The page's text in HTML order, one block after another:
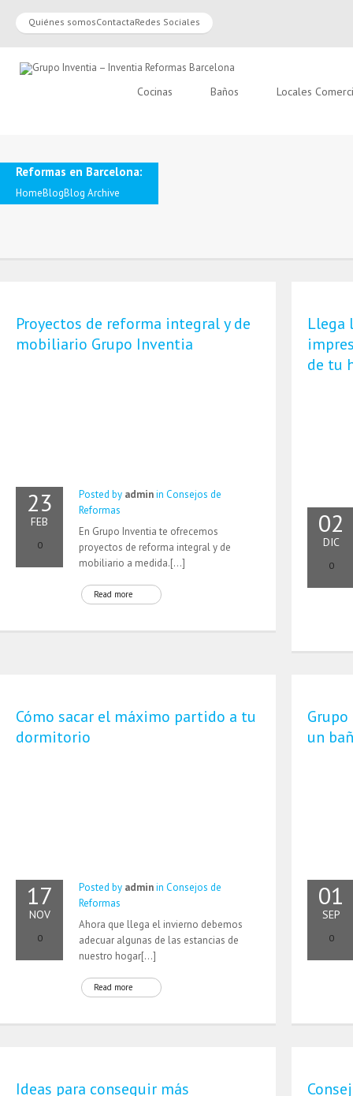
Quiénes somosContactaRedes Sociales
Cocinas Baños Locales
Reformas en Barcelona:
HomeBlogBlog Archive
Proyectos de reforma integral y de
mobiliario Grupo Inventia
23
FEB
0
Posted by adminin Consejos de
Reformas
En Grupo Inventia te ofrecemos
proyectos de reforma integral y de
mobiliario a medida.[…]
Read more
Llega
de tu
02
DIC
0
Cómo sacar el máximo partido a tu
dormitorio
17
NOV
0
Posted by adminin Consejos de
Reformas
Ahora que llega el invierno debemos
adecuar algunas de las estancias de
nuestro hogar[…]
Read more
un
01
SEP
0
Ideas para conseguir más